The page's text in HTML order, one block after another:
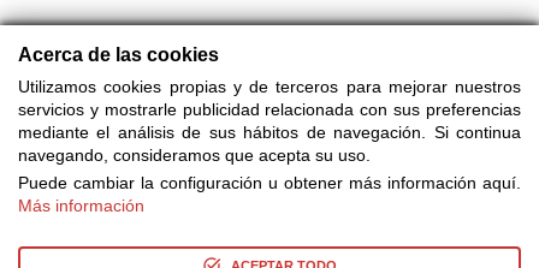
Configurar cookies
de 25 proveedores
Acerca de las cookies
Utilizamos cookies propias y de terceros para mejorar nuestros
servicios y mostrarle publicidad relacionada con sus preferencias
mediante el análisis de sus hábitos de navegación. Si continua
navegando, consideramos que acepta su uso.
Puede cambiar la configuración u obtener más información aquí.
Más información